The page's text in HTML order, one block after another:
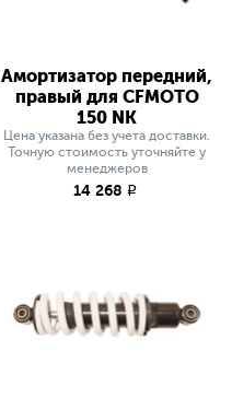
Амортизатор передний,
правый для CFMOTO
150 NK
Цена указана без учета доставки.
Точную стоимость уточняйте у
менеджеров
14 268 q